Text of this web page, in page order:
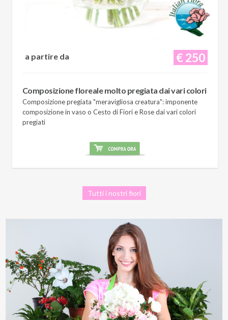
€ 250
a partire da
Composizione floreale molto pregiata dai vari colori
Composizione pregiata "meravigliosa creatura": imponente
composizione in vaso o Cesto di Fiori e Rose dai vari colori
pregiati
Tutti i nostri fiori